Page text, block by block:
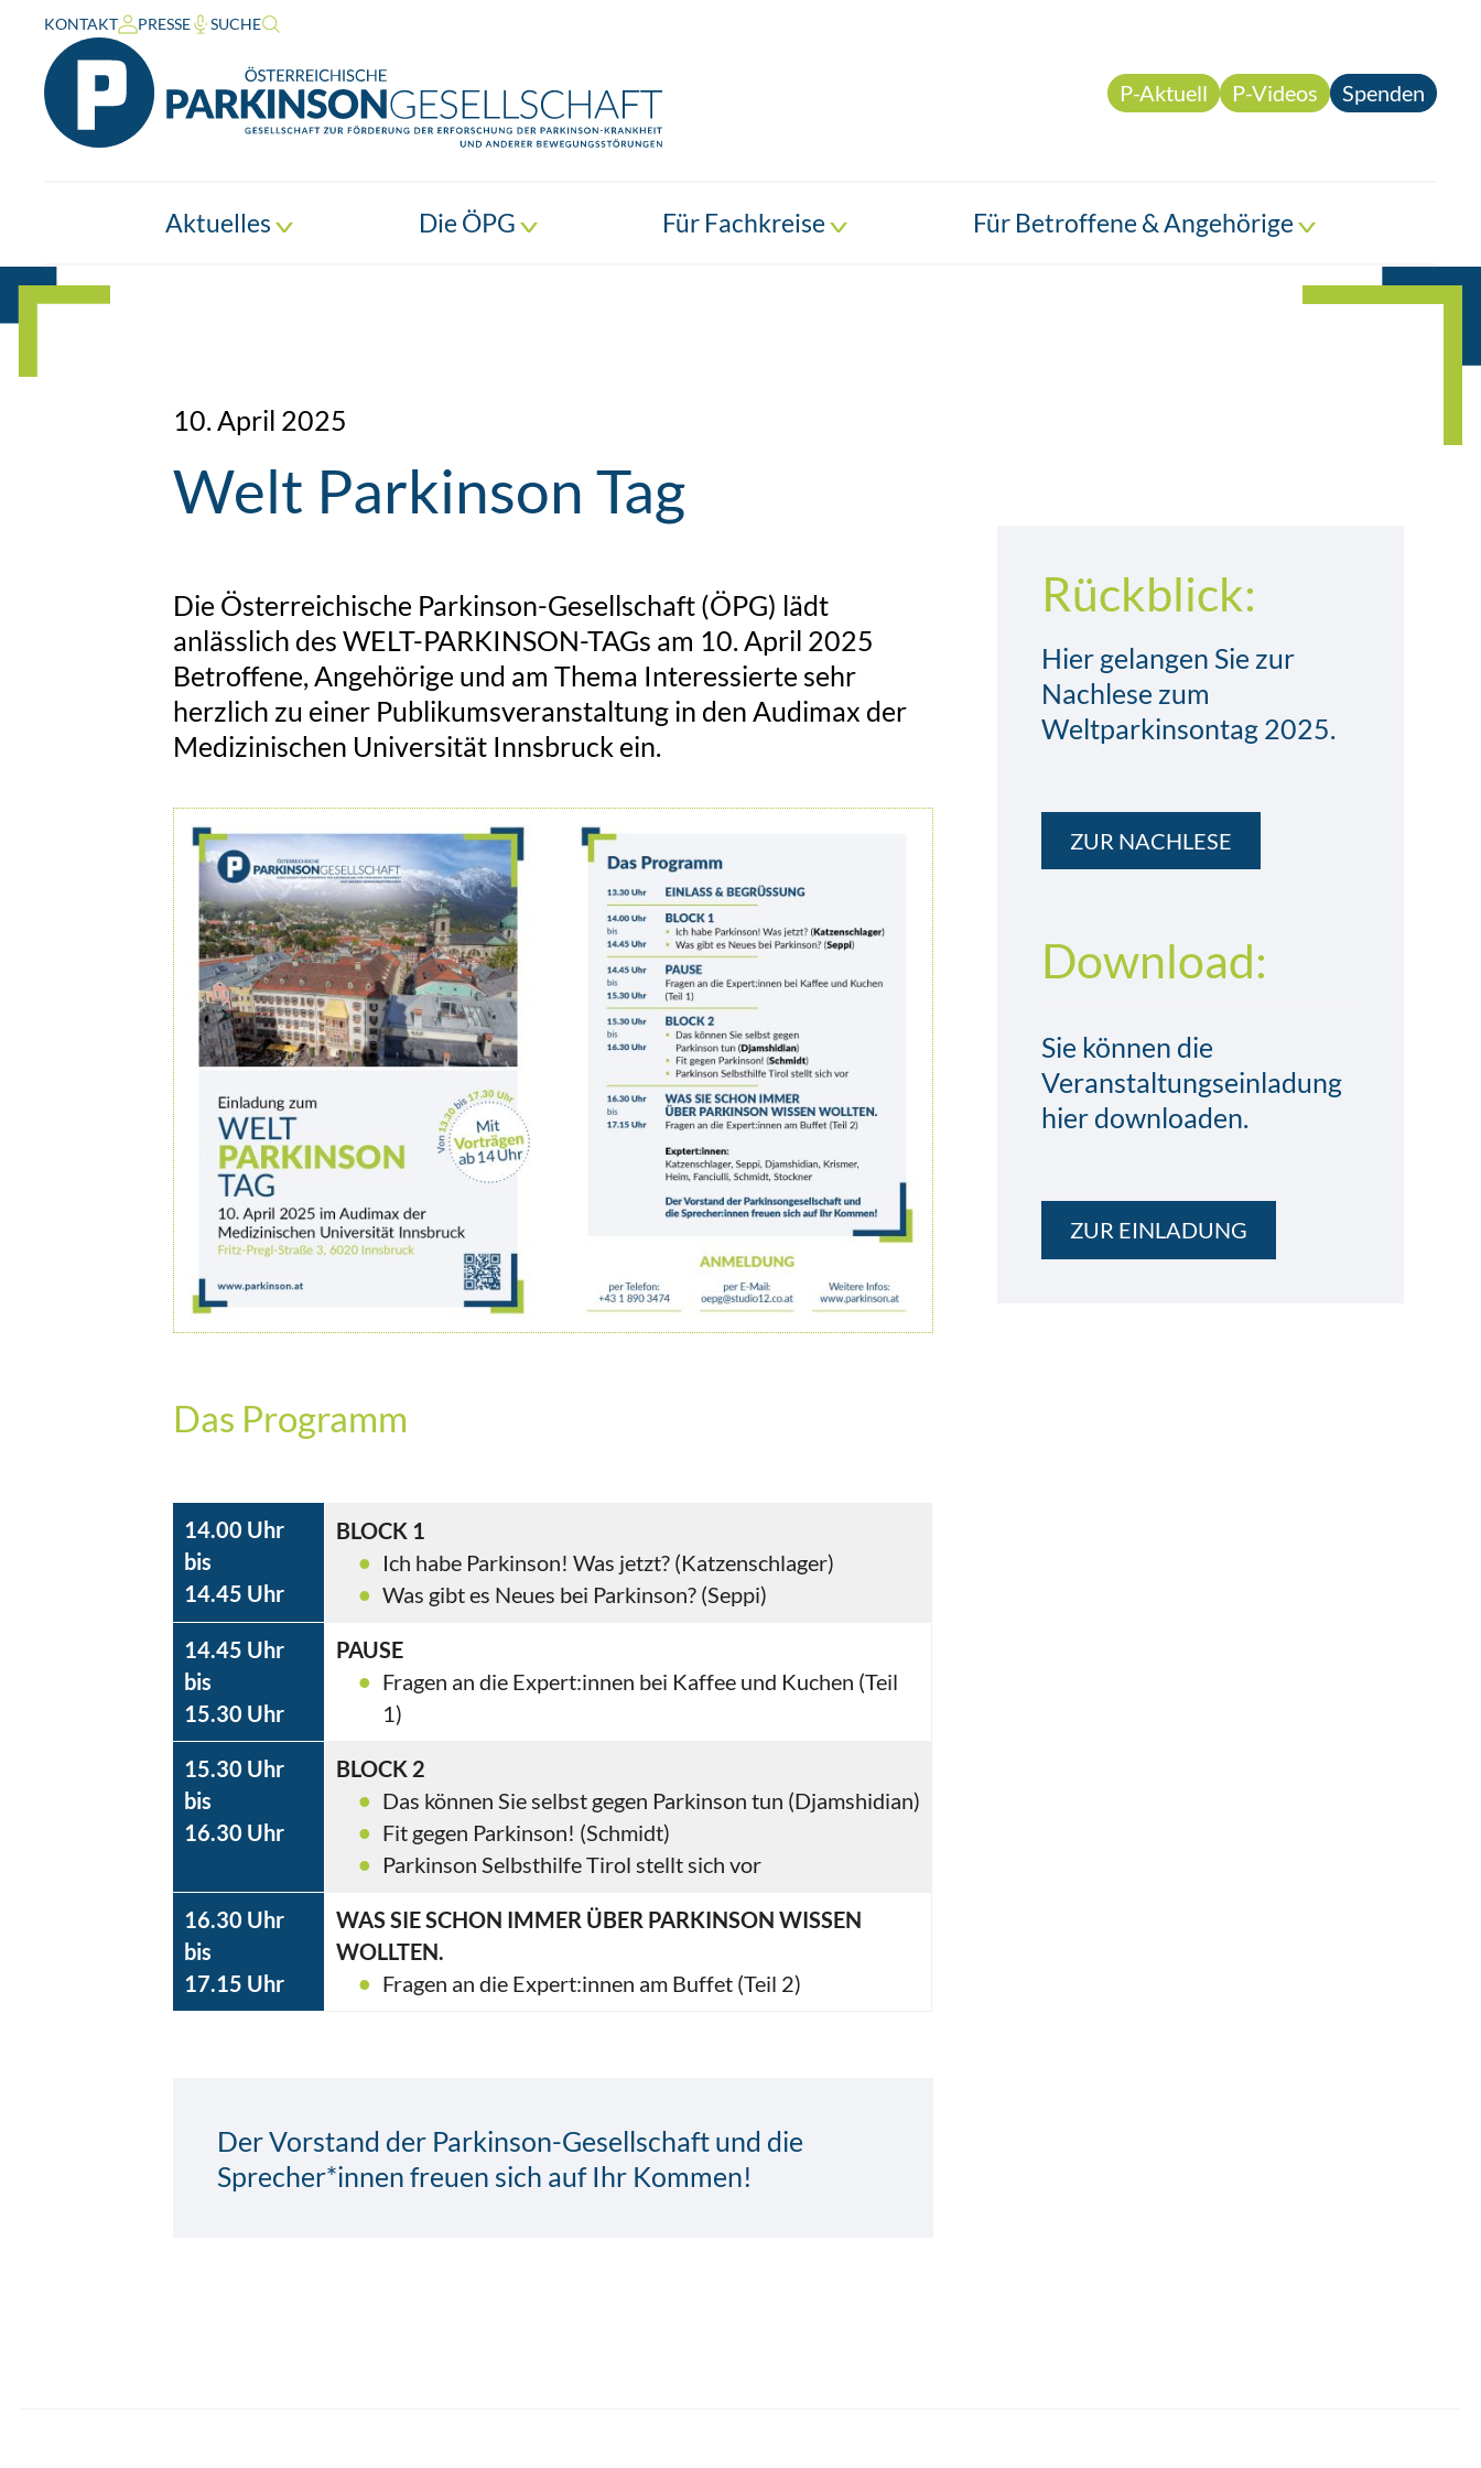
KONTAKT PRESSE SUCHE
P-Aktuell P-Videos Spenden
Aktuelles Die ÖPG Für Fachkreise Für Betroffene & Angehörige
10. April 2025
Welt Parkinson Tag
Die Österreichische Parkinson-Gesellschaft (ÖPG) lädt
anlässlich des WELT-PARKINSON-TAGs am 10. April 2025
Betroffene, Angehörige und am Thema Interessierte sehr
herzlich zu einer Publikumsveranstaltung in den Audimax der
Medizinischen Universität Innsbruck ein.
Das Programm
14.00 Uhr
bis
14.45 Uhr
BLOCK 1
Ich habe Parkinson! Was jetzt? (Katzenschlager)
Was gibt es Neues bei Parkinson? (Seppi)
14.45 Uhr
bis
15.30 Uhr
PAUSE
Fragen an die Expert:innen bei Kaffee und Kuchen (Teil
1)
15.30 Uhr
bis
16.30 Uhr
BLOCK 2
Das können Sie selbst gegen Parkinson tun (Djamshidian)
Fit gegen Parkinson! (Schmidt)
Parkinson Selbsthilfe Tirol stellt sich vor
16.30 Uhr
bis
17.15 Uhr
WAS SIE SCHON IMMER ÜBER PARKINSON WISSEN
WOLLTEN.
Fragen an die Expert:innen am Buffet (Teil 2)
Der Vorstand der Parkinson-Gesellschaft und die
Sprecher*innen freuen sich auf Ihr Kommen!
Rückblick:
Hier gelangen Sie zur
Nachlese zum
Weltparkinsontag 2025.
ZUR NACHLESE
Download:
Sie können die
Veranstaltungseinladung
hier downloaden.
ZUR EINLADUNG